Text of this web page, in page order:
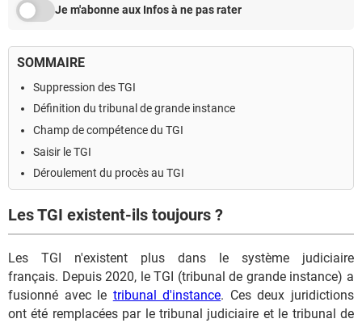
Je m'abonne aux Infos à ne pas rater
SOMMAIRE
Suppression des TGI
Définition du tribunal de grande instance
Champ de compétence du TGI
Saisir le TGI
Déroulement du procès au TGI
Les TGI existent-ils toujours ?
Les TGI n'existent plus dans le système judiciaire
français. Depuis 2020, le TGI (tribunal de grande instance) a
fusionné avec le tribunal d'instance. Ces deux juridictions
ont été remplacées par le tribunal judiciaire et le tribunal de